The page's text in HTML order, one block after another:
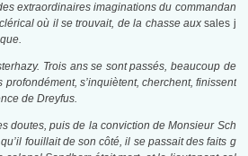
extraordinaires imaginations du commandan
où il se trouvait, de la chasse auxsales j
Trois ans se sont passés, beaucoup de
s’inquiètent, cherchent, finissent
de Dreyfus.
doutes, puis de la conviction de Monsieur Sch
fouillait de son côté, il se passait des faits g